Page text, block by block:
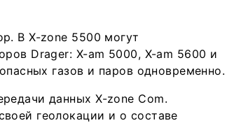
В X-zone 5500 могут
Drager: X-am 5000, X-am 5600 и
газов и паров одновременно.
данных X-zone Com.
геолокации и о составе